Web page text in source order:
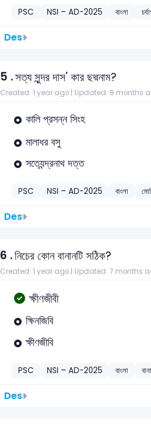
PSC NSI – AD-2025 বাংলা
Des
5 .সত্য সুন্দর দাস' কার ছদ্মনাম?
Created: 1 year ago | Updated: 8 months
কালি প্রসন্ন সিংহ
মালাধর বসু
সত্যেন্দ্রনাথ দত্ত
PSC NSI – AD-2025 বাংলা
Des
6 .নিচের কোন বানানটি সঠিক?
Created: 1 year ago | Updated: 7 months
ক্ষীণজীবী
ক্ষিনজিবি
ক্ষীণজীবি
PSC NSI – AD-2025 বাংলা
Des